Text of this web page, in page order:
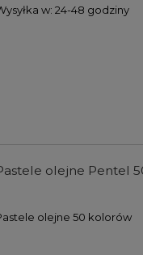
w: 24-48 godziny
olejne Pentel
olejne 50 kolorów